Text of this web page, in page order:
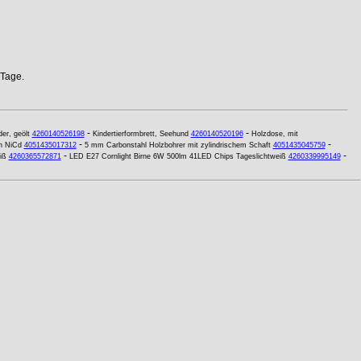
geölt 4260140526198- Kindertierformbrett, Seehund 4260140520196- Holzdose, mit
NiCd 4051435017312- 5 mm Carbonstahl Holzbohrer mit zylindrischem Schaft 4051435045759-
4260365572871- LED E27 Cornlight Birne 6W 500lm 41LED Chips Tageslichtweiß 4260339995149-